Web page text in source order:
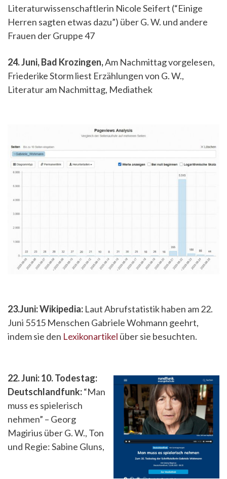
Literaturwissenschaftlerin Nicole Seifert (“Einige
Herren sagten etwas dazu”) über G. W. und andere
Frauen der Gruppe 47
24. Juni, Bad Krozingen,Am Nachmittag vorgelesen,
Friederike Storm liest Erzählungen von G. W.,
Literatur am Nachmittag, Mediathek
23.Juni: Wikipedia: Laut Abrufstatistik haben am 22.
Juni 5515 Menschen Gabriele Wohmann geehrt,
indem sie den Lexikonartikel über sie besuchten.
22. Juni: 10. Todestag:
Deutschlandfunk:“Man
muss es spielerisch
nehmen” – Georg
Magirius über G. W., Ton
und Regie: Sabine Gluns,